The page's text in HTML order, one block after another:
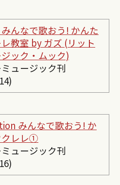
んなで歌おう! かんた
教室 by ガズ (リット
ック・ムック)
ュージック刊
みんなで歌おう! か
クレレ①
ュージック刊